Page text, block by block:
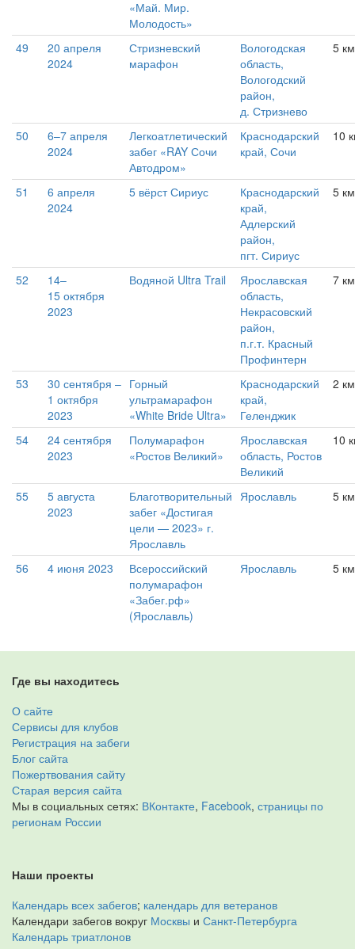
«Май. Мир.
Молодость»
49
20 апреля
2024
Стризневский
марафон
Вологодская
область,
Вологодский
район,
д. Стризнево
5 км
50
6–7 апреля
2024
Легкоатлетический
забег «RAY Сочи
Автодром»
Краснодарский
край, Сочи
10
51
6 апреля
2024
5 вёрст Сириус
Краснодарский
край,
Адлерский
район,
пгт. Сириус
5 км
52
14–
15 октября
2023
Водяной Ultra Trail
Ярославская
область,
Некрасовский
район,
п.г.т. Красный
Профинтерн
7
53
30 сентября –
1 октября
2023
Горный
ультрамарафон
«White Bride Ultra»
Краснодарский
край,
Геленджик
2
54
24 сентября
2023
Полумарафон
«Ростов Великий»
Ярославская
область, Ростов
Великий
10
55
5 августа
2023
Благотворительный
забег «Достигая
цели — 2023» г.
Ярославль
Ярославль 5 км
56 4 июня 2023
Всероссийский
полумарафон
«Забег.рф»
(Ярославль)
Ярославль 5 км
Где вы находитесь
О сайте
Сервисы для клубов
Регистрация на забеги
Блог сайта
Пожертвования сайту
Старая версия сайта
Мы в социальных сетях: ВКонтакте, Facebook, страницы по
регионам России
Наши проекты
Календарь всех забегов; календарь для ветеранов
Календари забегов вокруг Москвы и Санкт-Петербурга
Календарь триатлонов